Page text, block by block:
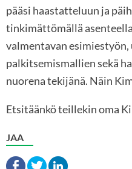
pääsi haastatteluun ja
tinkimättömällä
valmentavan
palkitsemismallien sekä
nuorena tekijänä. Näin
Etsitäänkö teillekin oma
JAA